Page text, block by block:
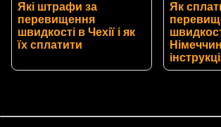
Які штрафи за
перевищення
швидкості в Чехії і як
їх сплатити
Як